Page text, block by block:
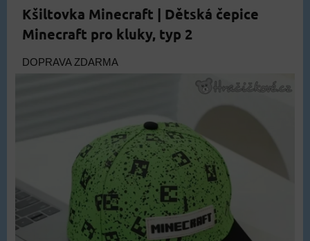
Kšiltovka Minecraft | Dětská čepice
Minecraft pro kluky, typ 2
DOPRAVA ZDARMA